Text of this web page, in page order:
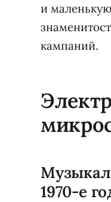
и
кампаний.
1970-е